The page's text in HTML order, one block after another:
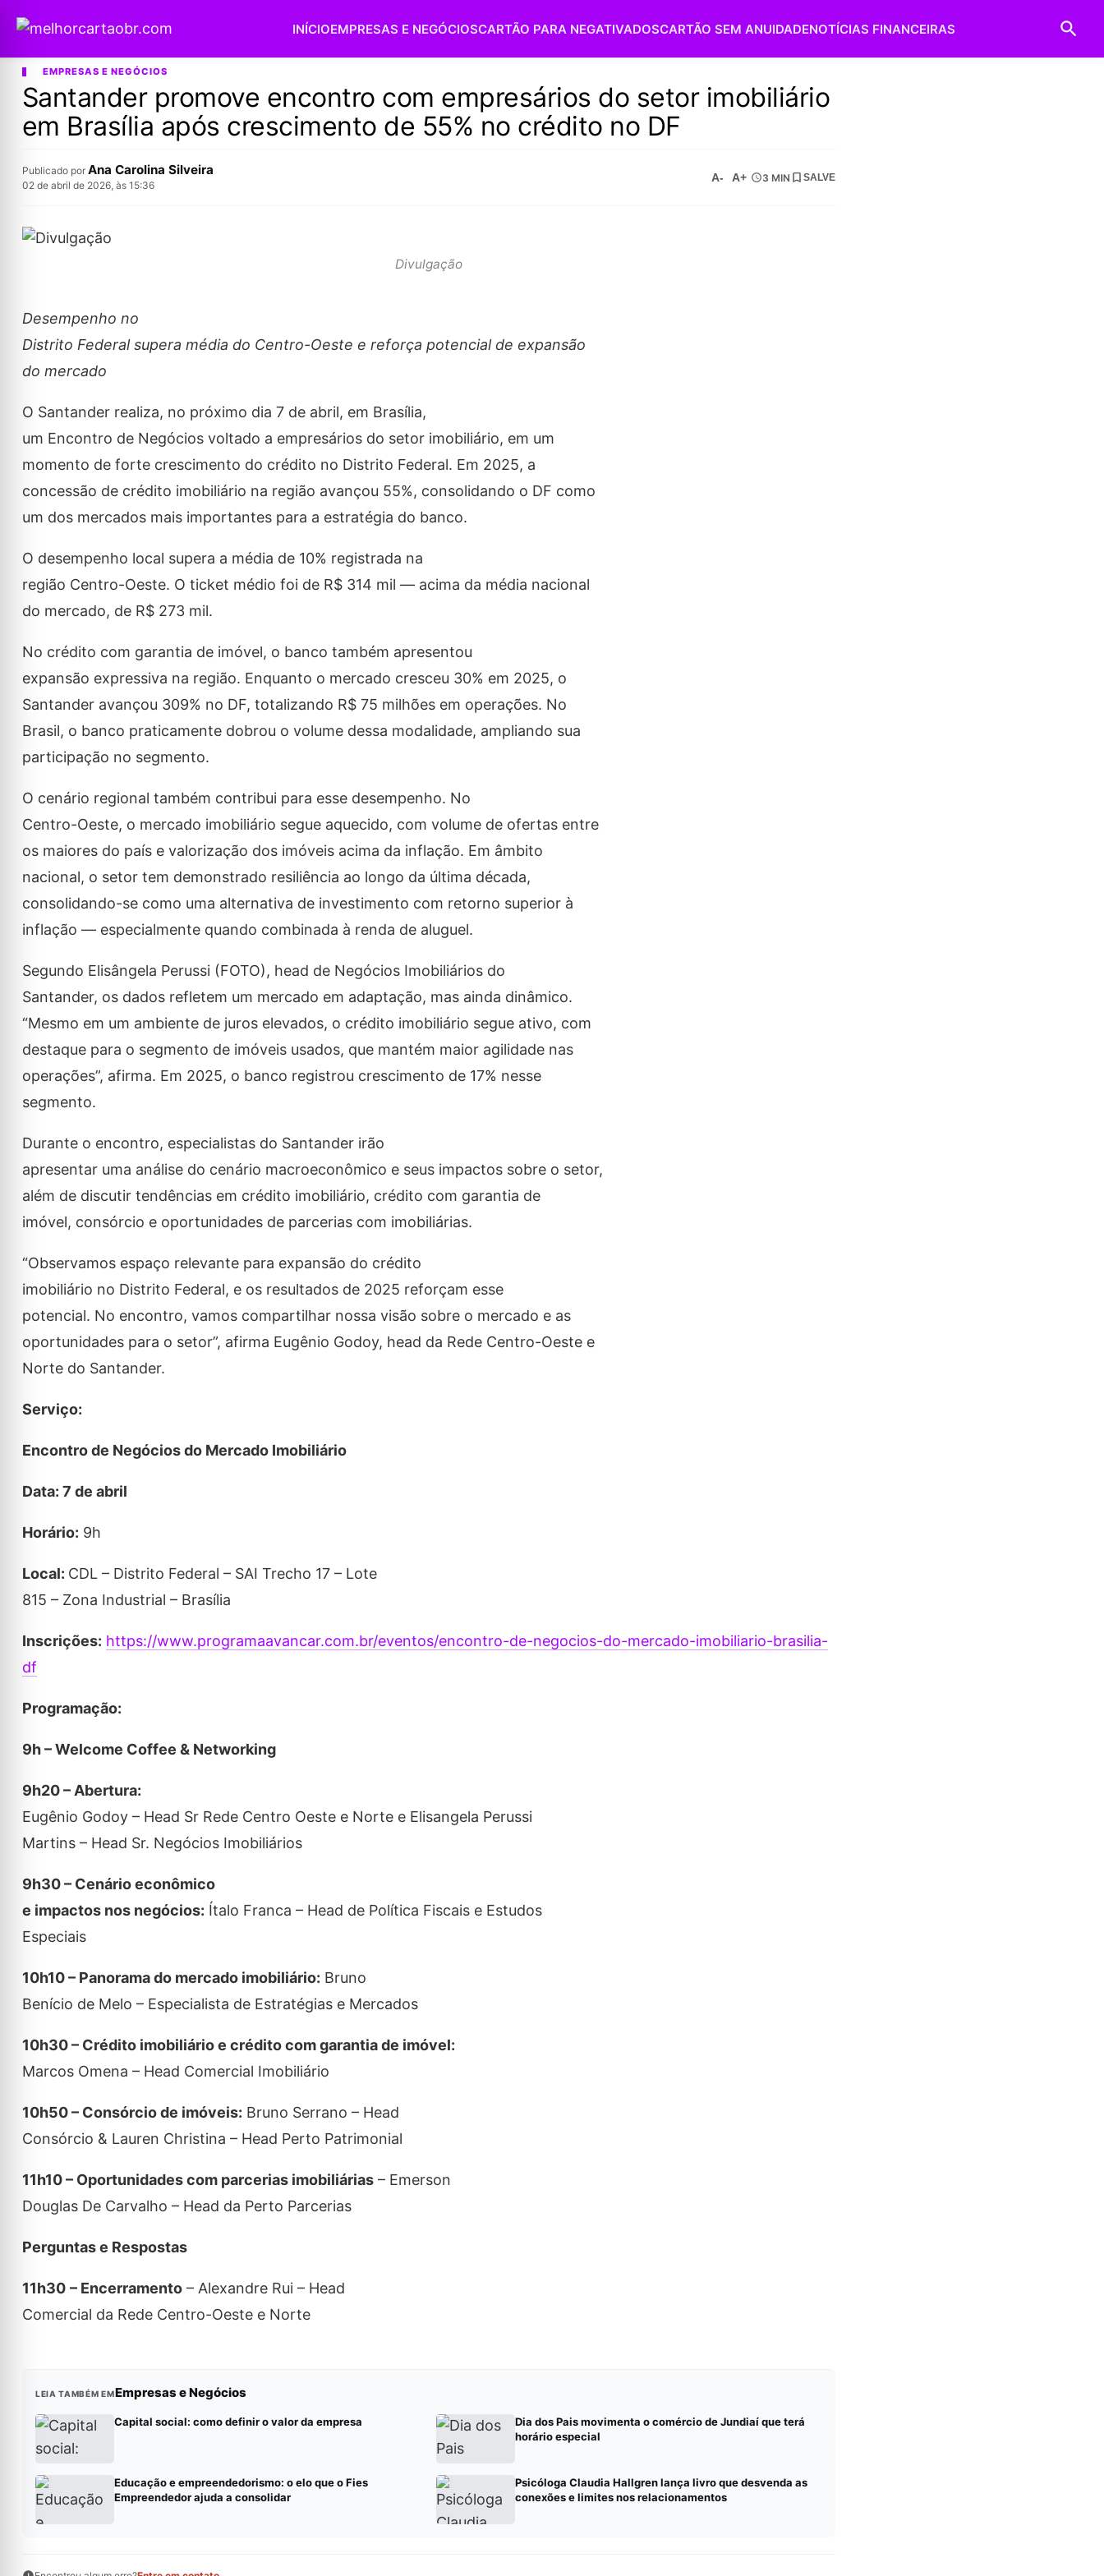
INÍCIOEMPRESAS E NEGÓCIOSCARTÃO PARA NEGATIVADOSCARTÃO SEM ANUIDADENOTÍCIAS FINANCEIRAS
EMPRESAS E NEGÓCIOS
Santander promove encontro com empresários do setor imobiliário
em Brasília após crescimento de 55% no crédito no DF
Publicado por Ana Carolina Silveira
02 de abril de 2026, às 15:36
A- A+ 3 MIN SALVE
Divulgação
Desempenho no
Distrito Federal supera média do Centro-Oeste e reforça potencial de expansão
do mercado
O Santander realiza, no próximo dia 7 de abril, em Brasília,
um Encontro de Negócios voltado a empresários do setor imobiliário, em um
momento de forte crescimento do crédito no Distrito Federal. Em 2025, a
concessão de crédito imobiliário na região avançou 55%, consolidando o DF como
um dos mercados mais importantes para a estratégia do banco.
O desempenho local supera a média de 10% registrada na
região Centro-Oeste. O ticket médio foi de R$ 314 mil — acima da média nacional
do mercado, de R$ 273 mil.
No crédito com garantia de imóvel, o banco também apresentou
expansão expressiva na região. Enquanto o mercado cresceu 30% em 2025, o
Santander avançou 309% no DF, totalizando R$ 75 milhões em operações. No
Brasil, o banco praticamente dobrou o volume dessa modalidade, ampliando sua
participação no segmento.
O cenário regional também contribui para esse desempenho. No
Centro-Oeste, o mercado imobiliário segue aquecido, com volume de ofertas entre
os maiores do país e valorização dos imóveis acima da inflação. Em âmbito
nacional, o setor tem demonstrado resiliência ao longo da última década,
consolidando-se como uma alternativa de investimento com retorno superior à
inflação — especialmente quando combinada à renda de aluguel.
Segundo Elisângela Perussi (FOTO), head de Negócios Imobiliários do
Santander, os dados refletem um mercado em adaptação, mas ainda dinâmico.
“Mesmo em um ambiente de juros elevados, o crédito imobiliário segue ativo, com
destaque para o segmento de imóveis usados, que mantém maior agilidade nas
operações”, afirma. Em 2025, o banco registrou crescimento de 17% nesse
segmento.
Durante o encontro, especialistas do Santander irão
apresentar uma análise do cenário macroeconômico e seus impactos sobre o setor,
além de discutir tendências em crédito imobiliário, crédito com garantia de
imóvel, consórcio e oportunidades de parcerias com imobiliárias.
“Observamos espaço relevante para expansão do crédito
imobiliário no Distrito Federal, e os resultados de 2025 reforçam esse
potencial. No encontro, vamos compartilhar nossa visão sobre o mercado e as
oportunidades para o setor”, afirma Eugênio Godoy, head da Rede Centro-Oeste e
Norte do Santander.
Serviço:
Encontro de Negócios do Mercado Imobiliário
Data: 7 de abril
Horário: 9h
Local: CDL – Distrito Federal – SAI Trecho 17 – Lote
815 – Zona Industrial – Brasília
Inscrições: https://www.programaavancar.com.br/eventos/encontro-de-negocios-do-mercado-imobiliario-brasilia-
df
Programação:
9h – Welcome Coffee & Networking
9h20 – Abertura:
Eugênio Godoy – Head Sr Rede Centro Oeste e Norte e Elisangela Perussi
Martins – Head Sr. Negócios Imobiliários
9h30 – Cenário econômico
e impactos nos negócios: Ítalo Franca – Head de Política Fiscais e Estudos
Especiais
10h10 – Panorama do mercado imobiliário: Bruno
Benício de Melo – Especialista de Estratégias e Mercados
10h30 – Crédito imobiliário e crédito com garantia de imóvel:
Marcos Omena – Head Comercial Imobiliário
10h50 – Consórcio de imóveis: Bruno Serrano – Head
Consórcio & Lauren Christina – Head Perto Patrimonial
11h10 – Oportunidades com parcerias imobiliárias– Emerson
Douglas De Carvalho – Head da Perto Parcerias
Perguntas e Respostas
11h30 – Encerramento– Alexandre Rui – Head
Comercial da Rede Centro-Oeste e Norte
LEIA TAMBÉM EMEmpresas e Negócios
Capital social: como definir o valor da empresa
Dia dos Pais movimenta o comércio de Jundiaí que terá
horário especial
Educação e empreendedorismo: o elo que o Fies
Empreendedor ajuda a consolidar
Psicóloga Claudia Hallgren lança livro que desvenda as
conexões e limites nos relacionamentos